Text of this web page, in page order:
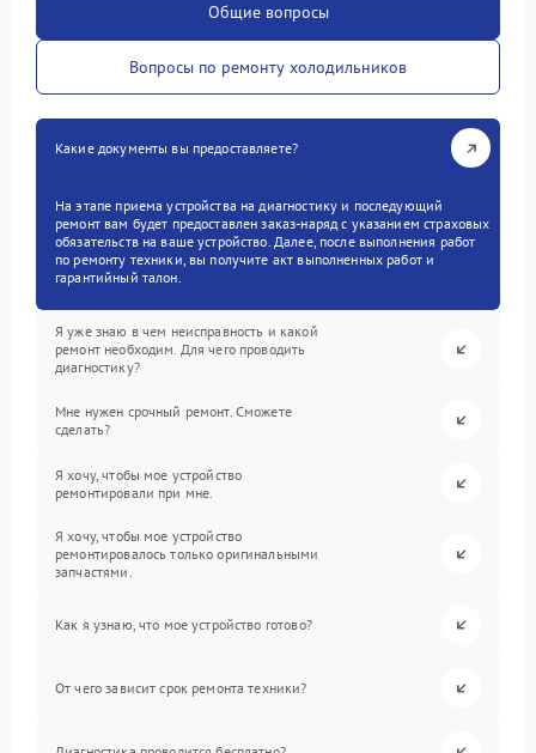
Общие вопросы
Вопросы по ремонту холодильников
Какие документы вы предоставляете?
На этапе приема устройства на диагностику и последующий
ремонт вам будет предоставлен заказ-наряд с указанием страховых
обязательств на ваше устройство. Далее, после выполнения работ
по ремонту техники, вы получите акт выполненных работ и
гарантийный талон.
Я уже знаю в чем неисправность и какой
ремонт необходим. Для чего проводить
диагностику?
Мне нужен срочный ремонт. Сможете
сделать?
Я хочу, чтобы мое устройство
ремонтировали при мне.
Я хочу, чтобы мое устройство
ремонтировалось только оригинальными
запчастями.
Как я узнаю, что мое устройство готово?
От чего зависит срок ремонта техники?